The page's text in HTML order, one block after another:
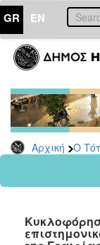
GR EN
Αρχική Ο
ΤΟΠΟΣ
ΜΑΣ
Αρχείο
2026
2024
2022